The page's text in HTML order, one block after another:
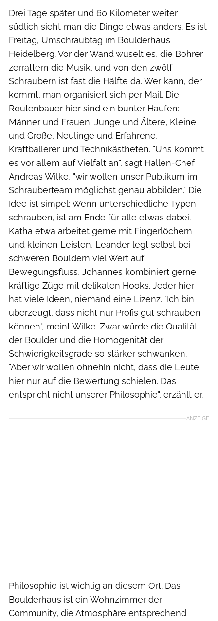
Drei Tage später und 60 Kilometer weiter
südlich sieht man die Dinge etwas anders. Es ist
Freitag, Umschraubtag im Boulderhaus
Heidelberg. Vor der Wand wuselt es, die Bohrer
zerrattern die Musik, und von den zwölf
Schraubern ist fast die Hälfte da. Wer kann, der
kommt, man organisiert sich per Mail. Die
Routenbauer hier sind ein bunter Haufen:
Männer und Frauen, Junge und Ältere, Kleine
und Große, Neulinge und Erfahrene,
Kraftballerer und Technikästheten. "Uns kommt
es vor allem auf Vielfalt an", sagt Hallen-Chef
Andreas Wilke, "wir wollen unser Publikum im
Schrauberteam möglichst genau abbilden." Die
Idee ist simpel: Wenn unterschiedliche Typen
schrauben, ist am Ende für alle etwas dabei.
Katha etwa arbeitet gerne mit Fingerlöchern
und kleinen Leisten, Leander legt selbst bei
schweren Bouldern viel Wert auf
Bewegungsfluss, Johannes kombiniert gerne
kräftige Züge mit delikaten Hooks. Jeder hier
hat viele Ideen, niemand eine Lizenz. "Ich bin
überzeugt, dass nicht nur Profis gut schrauben
können", meint Wilke. Zwar würde die Qualität
der Boulder und die Homogenität der
Schwierigkeitsgrade so stärker schwanken.
"Aber wir wollen ohnehin nicht, dass die Leute
hier nur auf die Bewertung schielen. Das
entspricht nicht unserer Philosophie", erzählt er.
ANZEIGE
Philosophie ist wichtig an diesem Ort. Das
Boulderhaus ist ein Wohnzimmer der
Community, die Atmosphäre entsprechend